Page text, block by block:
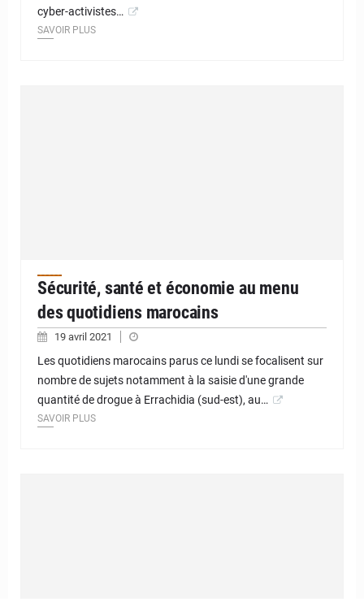
cyber-activistes…
SAVOIR PLUS
Sécurité, santé et économie au menu
des quotidiens marocains
19 avril 2021
Les quotidiens marocains parus ce lundi se focalisent sur
nombre de sujets notamment à la saisie d'une grande
quantité de drogue à Errachidia (sud-est), au…
SAVOIR PLUS